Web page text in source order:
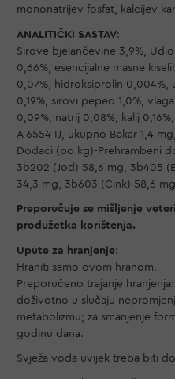
mononatrijev fosfat, kalcijev
ANALITIČKI SASTAV:
Sirove bjelančevine 3,9%, Udio
0,66%, esencijalne masne
0,07%, hidroksiprolin 0,004%,
0,19%, sirovi pepeo 1,0%,
0,09%, natrij 0,08%, kalij
A 6554 IJ, ukupno Bakar 1,4
Dodaci (po kg)-Prehrambeni
3b202 (Jod) 58,6 mg, 3b405
34,3 mg, 3b603 (Cink) 58,6
Preporučuje se mišljenje
produžetka korištenja.
Upute za hranjenje:
Hraniti samo ovom hranom.
Preporučeno trajanje
doživotno u slučaju
metabolizmu; za smanjenje
godinu dana.
Svježa voda uvijek treba biti